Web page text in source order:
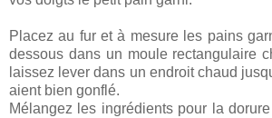
Placez au fur et à mesure les pains
dessous dans un moule rectangulaire
laissez lever dans un endroit chaud
aient bien gonflé.
Mélangez les ingrédients pour la